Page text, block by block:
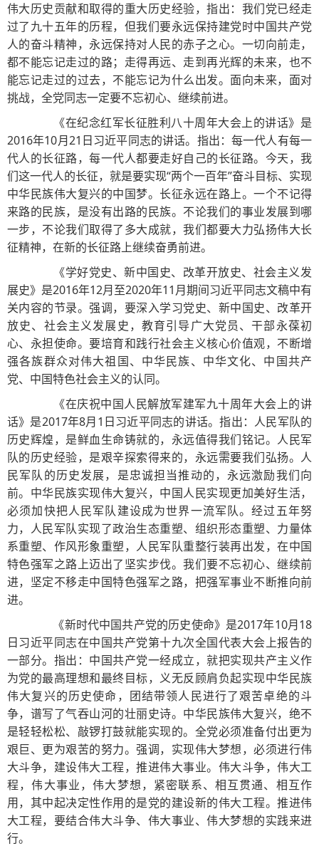
伟大历史贡献和取得的重大历史经验，指出：我们党已经走
过了九十五年的历程，但我们要永远保持建党时中国共产党
人的奋斗精神，永远保持对人民的赤子之心。一切向前走，
都不能忘记走过的路；走得再远、走到再光辉的未来，也不
能忘记走过的过去，不能忘记为什么出发。面向未来，面对
挑战，全党同志一定要不忘初心、继续前进。
《在纪念红军长征胜利八十周年大会上的讲话》是
2016年10月21日习近平同志的讲话。指出：每一代人有每一
代人的长征路，每一代人都要走好自己的长征路。今天，我
们这一代人的长征，就是要实现“两个一百年”奋斗目标、实现
中华民族伟大复兴的中国梦。长征永远在路上。一个不记得
来路的民族，是没有出路的民族。不论我们的事业发展到哪
一步，不论我们取得了多大成就，我们都要大力弘扬伟大长
征精神，在新的长征路上继续奋勇前进。
《学好党史、新中国史、改革开放史、社会主义发
展史》是2016年12月至2020年11月期间习近平同志文稿中有
关内容的节录。强调，要深入学习党史、新中国史、改革开
放史、社会主义发展史，教育引导广大党员、干部永葆初
心、永担使命。要培育和践行社会主义核心价值观，不断增
强各族群众对伟大祖国、中华民族、中华文化、中国共产
党、中国特色社会主义的认同。
《在庆祝中国人民解放军建军九十周年大会上的讲
话》是2017年8月1日习近平同志的讲话。指出：人民军队的
历史辉煌，是鲜血生命铸就的，永远值得我们铭记。人民军
队的历史经验，是艰辛探索得来的，永远需要我们弘扬。人
民军队的历史发展，是忠诚担当推动的，永远激励我们向
前。中华民族实现伟大复兴，中国人民实现更加美好生活，
必须加快把人民军队建设成为世界一流军队。经过五年努
力，人民军队实现了政治生态重塑、组织形态重塑、力量体
系重塑、作风形象重塑，人民军队重整行装再出发，在中国
特色强军之路上迈出了坚实步伐。我们要不忘初心、继续前
进，坚定不移走中国特色强军之路，把强军事业不断推向前
进。
《新时代中国共产党的历史使命》是2017年10月18
日习近平同志在中国共产党第十九次全国代表大会上报告的
一部分。指出：中国共产党一经成立，就把实现共产主义作
为党的最高理想和最终目标，义无反顾肩负起实现中华民族
伟大复兴的历史使命，团结带领人民进行了艰苦卓绝的斗
争，谱写了气吞山河的壮丽史诗。中华民族伟大复兴，绝不
是轻轻松松、敲锣打鼓就能实现的。全党必须准备付出更为
艰巨、更为艰苦的努力。强调，实现伟大梦想，必须进行伟
大斗争，建设伟大工程，推进伟大事业。伟大斗争，伟大工
程，伟大事业，伟大梦想，紧密联系、相互贯通、相互作
用，其中起决定性作用的是党的建设新的伟大工程。推进伟
大工程，要结合伟大斗争、伟大事业、伟大梦想的实践来进
行。